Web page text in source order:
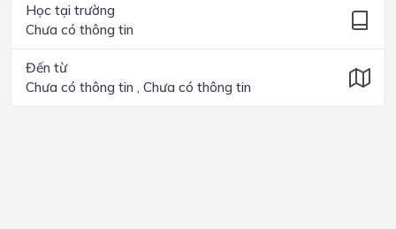
Học tại trường
Chưa có thông tin
Đến từ
Chưa có thông tin , Chưa có thông tin